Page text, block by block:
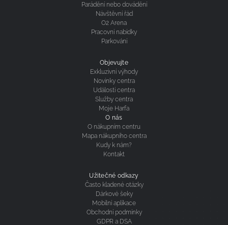
Parádění nebo dovádění
Návštěvní řád
O2 Arena
Pracovní nabídky
Parkování
Objevujte
Exkluzivní výhody
Novinky centra
Události centra
Služby centra
Moje Harfa
O nás
O nákupním centru
Mapa nákupního centra
Kudy k nám?
Kontakt
Užitečné odkazy
Často kladené otázky
Dárkové šeky
Mobilní aplikace
Obchodní podmínky
GDPR a DSA